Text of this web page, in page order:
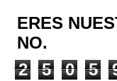
ERES
NO.
2
5 0 5